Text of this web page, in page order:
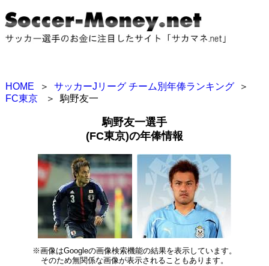
HOME ＞ サッカーJリーグ チーム別年俸ランキング
＞
FC東京
＞ 駒野友一
駒野友一選手
(FC東京)の年俸情報
※画像はGoogleの画像検索機能の結果を表示しています。
そのため無関係な画像が表示されることもあります。